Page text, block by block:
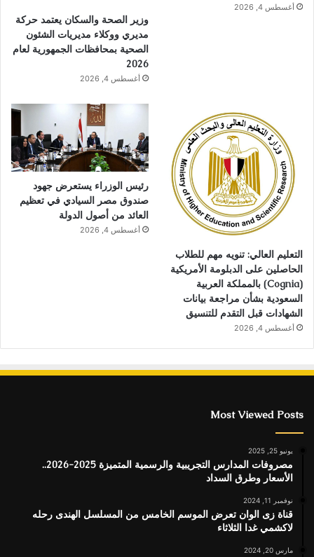
أغسطس 4, 2026
وزير الصحة والسكان يعتمد حركة
مديري ووكلاء مديريات الشئون
الصحية بمحافظات الجمهورية لعام
2026
أغسطس 4, 2026
التعليم العالي: تنويه مهم للطلاب
الحاصلين على الدبلومة الأمريكية
(Cognia) بالمملكة العربية
السعودية بشأن مراجعة بيانات
الشهادات قبل التقدم للتنسيق
أغسطس 4, 2026
رئيس الوزراء يستعرض جهود
صندوق مصر السيادي في تعظيم
العائد من أصول الدولة
أغسطس 4, 2026
Most Viewed Posts
يونيو 25, 2025
مصروفات المدارس التجريبية والرسمية المتميزة 2025-2026..
الأسعار وطرق السداد
نوفمبر 11, 2024
قناة زى الوان تعرض الموسم الخامس من المسلسل الهندى رحله
لاكشمي غدا الثلاثاء
مارس 20, 2024